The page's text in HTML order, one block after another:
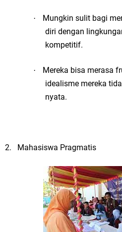
·
Mungkin sulit bagi
diri dengan
kompetitif.
·
Mereka bisa merasa
idealisme mereka
nyata.
2. Mahasiswa Pragmatis